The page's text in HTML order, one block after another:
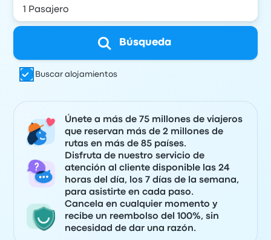
Búsqueda
Buscar alojamientos
Únete a más de 75 millones de viajeros
que reservan más de 2 millones de
rutas en más de 85 países.
Disfruta de nuestro servicio de
atención al cliente disponible las 24
horas del día, los 7 días de la semana,
para asistirte en cada paso.
Cancela en cualquier momento y
recibe un reembolso del 100%, sin
necesidad de dar una razón.